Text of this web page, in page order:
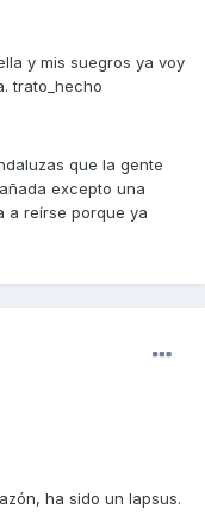
y mis suegros ya voy
trato_hecho
que la gente
excepto una
a reírse porque ya
ha sido un lapsus.